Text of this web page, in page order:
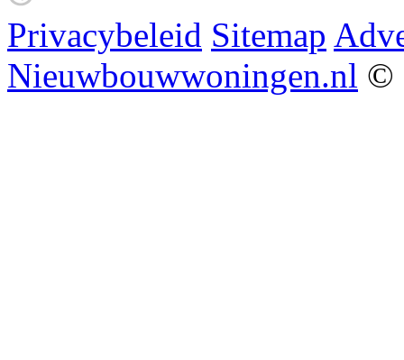
Privacybeleid Sitemap
Nieuwbouwwoningen.nl ©